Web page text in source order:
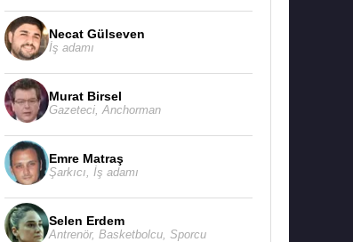
Necat Gülseven
İş adamı
Murat Birsel
Gazeteci, Anchorman
Emre Matraş
Şarkıcı İş adamı
Selen Erdem
Antrenör, Basketbolcu, Sporcu